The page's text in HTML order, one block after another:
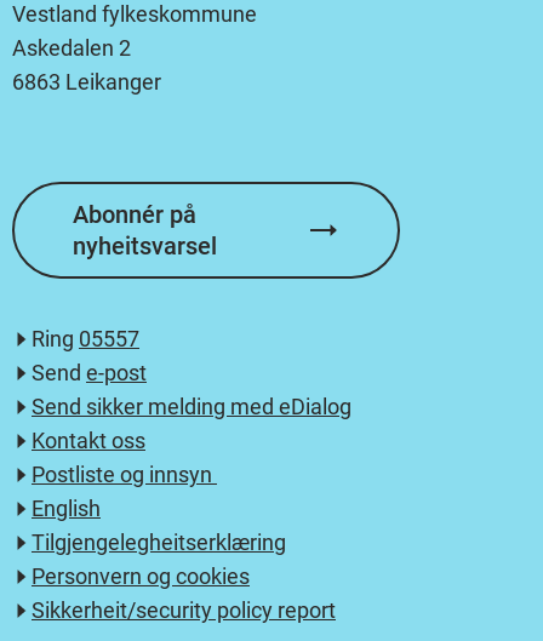
Vestland fylkeskommune
Askedalen 2
6863 Leikanger
Abonnér på
nyheitsvarsel
Ring 05557
Send e-post
Send sikker melding med eDialog
Kontakt oss
Postliste og innsyn
English
Tilgjengelegheitserklæring
Personvern og cookies
Sikkerheit/security policy report